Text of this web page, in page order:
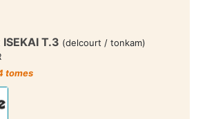
ISEKAI T.3 (delcourt / tonkam)
tomes